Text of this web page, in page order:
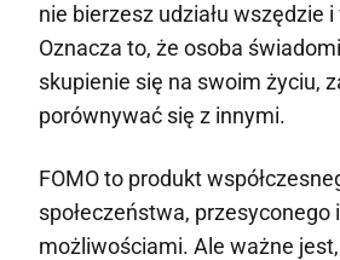
nie bierzesz udziału wszędzie
Oznacza to, że osoba
skupienie się na swoim życiu,
porównywać się z innymi.
FOMO to produkt
społeczeństwa,
możliwościami. Ale ważne